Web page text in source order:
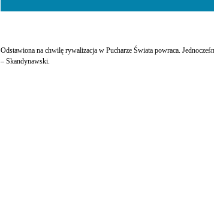
Odstawiona na chwilę rywalizacja w Pucharze Świata powraca.
– Skandynawski.